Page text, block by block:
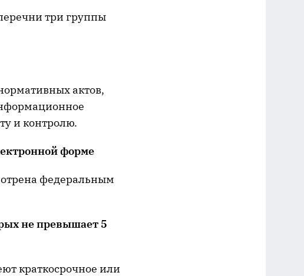
три группы
актов,
и контролю.
форме
федеральным
не превышает 5
краткосрочное или